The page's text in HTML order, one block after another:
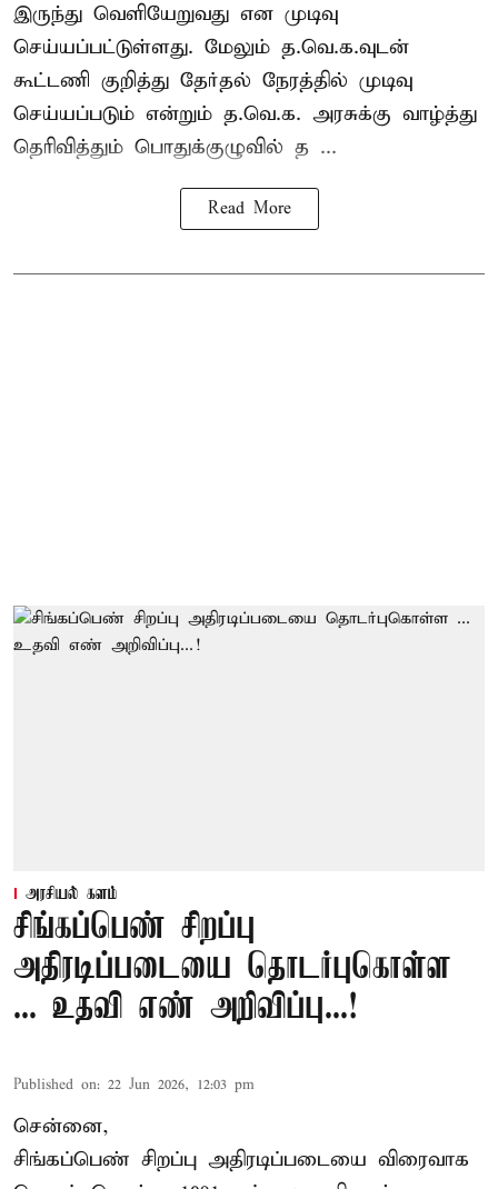
இருந்து வெளியேறுவது என முடிவு
செய்யப்பட்டுள்ளது. மேலும் த.வெ.க.வுடன்
கூட்டணி குறித்து தேர்தல் நேரத்தில் முடிவு
செய்யப்படும் என்றும் த.வெ.க. அரசுக்கு வாழ்த்து
தெரிவித்தும் பொதுக்குழுவில் த ...
Read More
அரசியல் களம்
சிங்கப்பெண் சிறப்பு
அதிரடிப்படையை தொடர்புகொள்ள
... உதவி எண் அறிவிப்பு...!
Published on: 22 Jun 2026, 12:03 pm
சென்னை,
சிங்கப்பெண் சிறப்பு அதிரடிப்படையை விரைவாக